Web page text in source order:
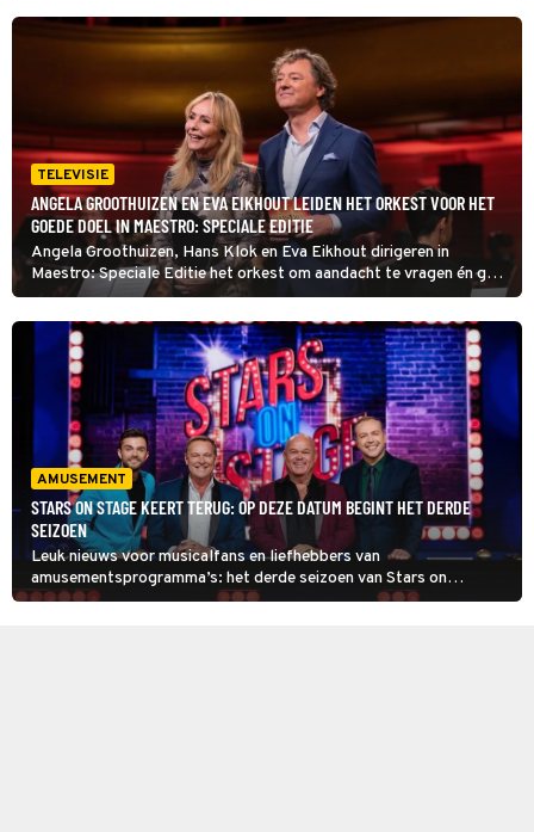
TELEVISIE
ANGELA GROOTHUIZEN EN EVA EIKHOUT LEIDEN HET ORKEST VOOR HET
GOEDE DOEL IN MAESTRO: SPECIALE EDITIE
Angela Groothuizen, Hans Klok en Eva Eikhout dirigeren in
Maestro: Speciale Editie het orkest om aandacht te vragen én geld
in te zamelen voor het Liliane Fonds. Dominique Seldis zit de jury
voor en Frits Sissing presenteert.
AMUSEMENT
STARS ON STAGE KEERT TERUG: OP DEZE DATUM BEGINT HET DERDE
SEIZOEN
Leuk nieuws voor musicalfans en liefhebbers van
amusementsprogramma’s: het derde seizoen van Stars on
Stage heeft eindelijk een startdatum.